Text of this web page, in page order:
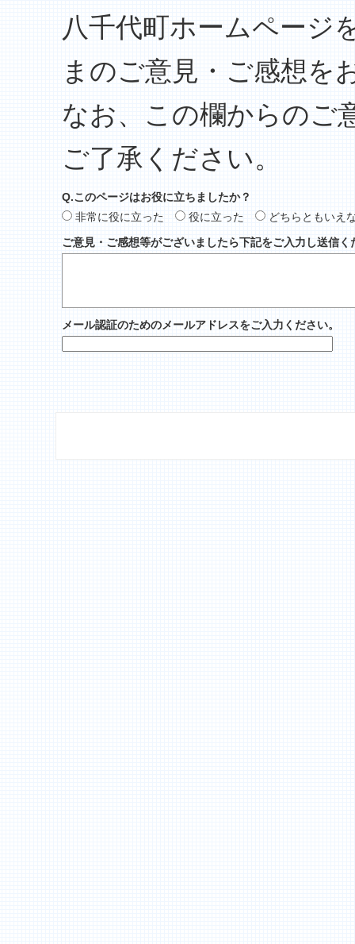
八千代町ホームページ
まのご意見・ご感想を
なお、この欄からのご
ご了承ください。
Q.このページはお役に立ちましたか？
非常に役に立った
役に立った
どちらともいえ
ご意見・ご感想等がございましたら下記をご入力し送信く
メール認証のためのメールアドレスをご入力ください。